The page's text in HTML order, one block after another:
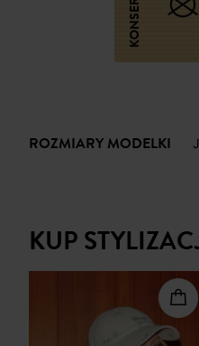
ROZMIARY MODELKI
KUP